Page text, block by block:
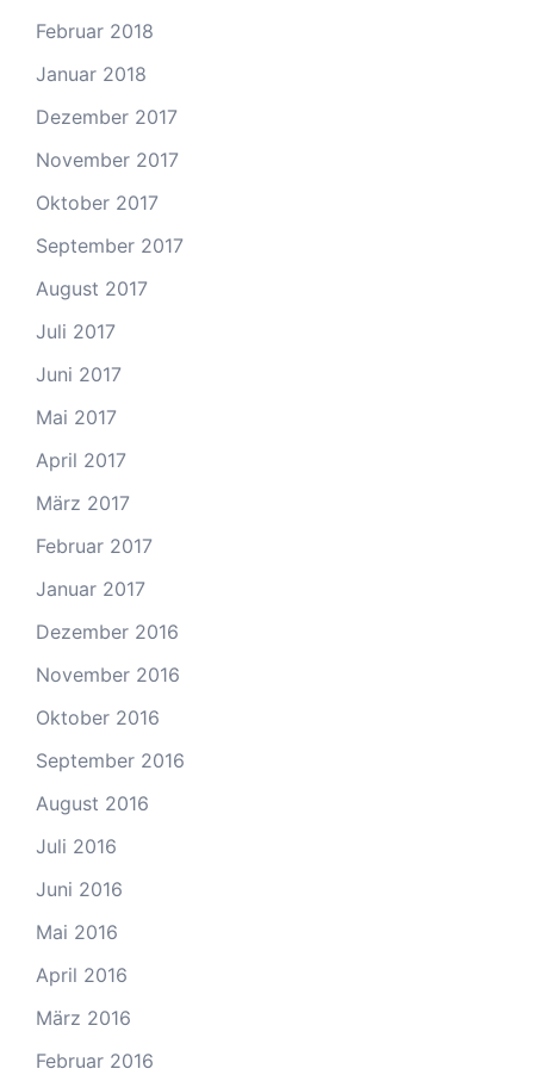
Februar 2018
Januar 2018
Dezember 2017
November 2017
Oktober 2017
September 2017
August 2017
Juli 2017
Juni 2017
Mai 2017
April 2017
März 2017
Februar 2017
Januar 2017
Dezember 2016
November 2016
Oktober 2016
September 2016
August 2016
Juli 2016
Juni 2016
Mai 2016
April 2016
März 2016
Februar 2016